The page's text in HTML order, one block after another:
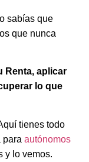
sabías que
que nunca
Renta, aplicar
lo que
tienes todo
para autónomos
y lo vemos.